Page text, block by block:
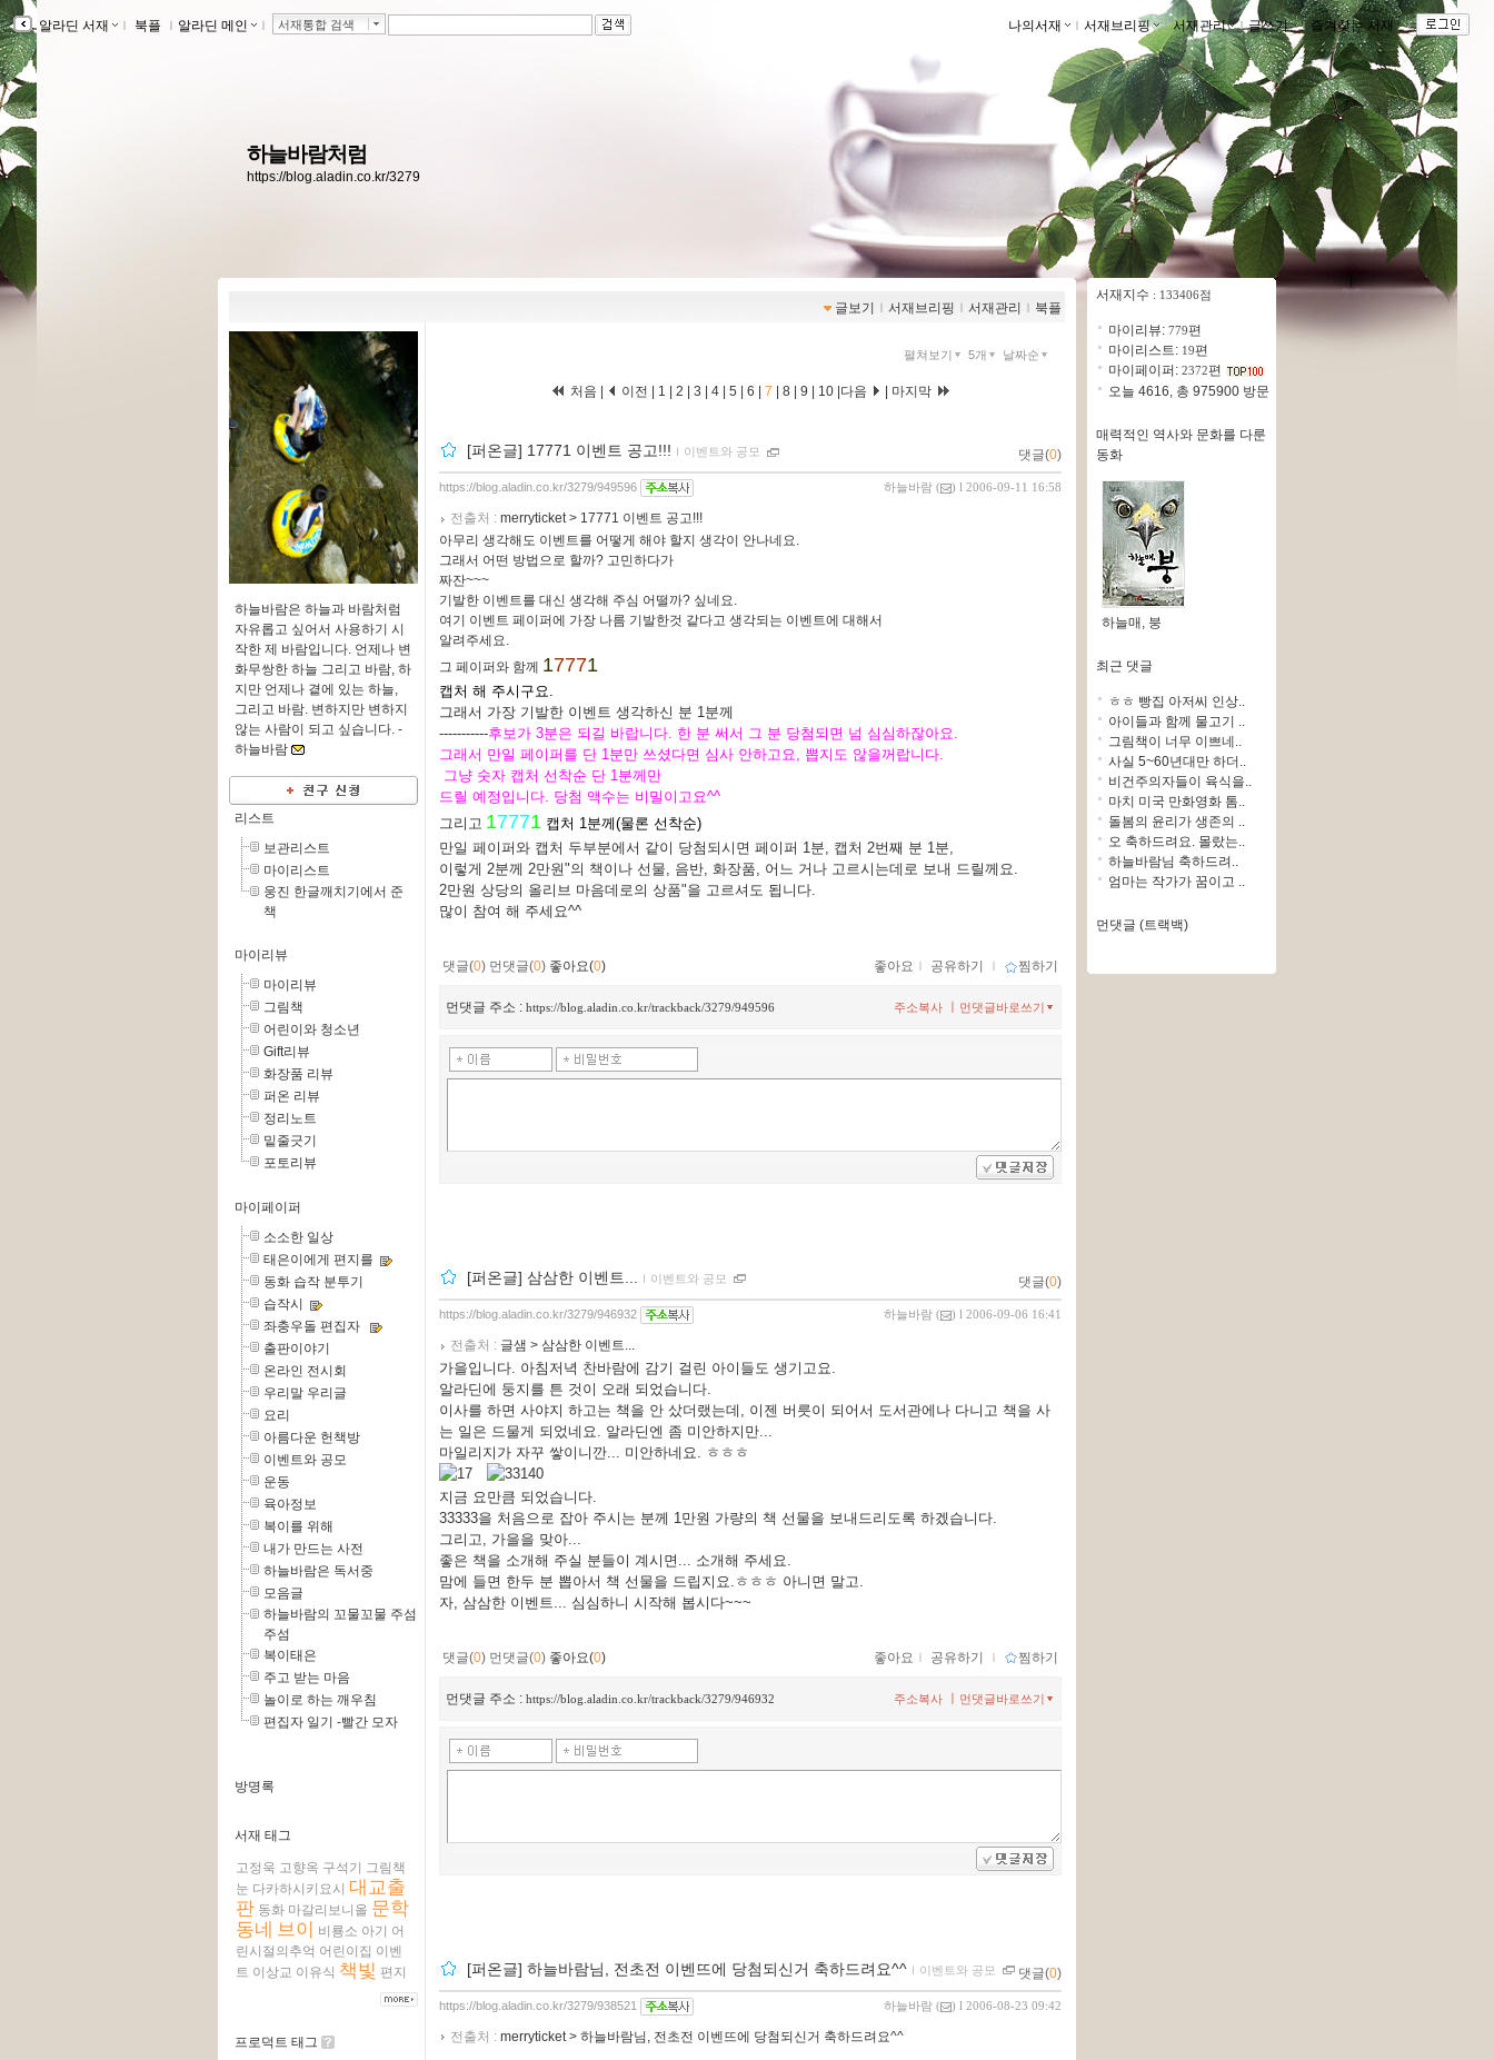
알라딘 서재 ｌ 북플 ｌ 알라딘 메인 ｌ 서재통합 검색 나의서재 ｌ 서재브리핑 ｌ서재관리 ｌ글쓰기 ｌ 즐겨찾는 서재 ｌ
하늘바람처럼
https://blog.aladin.co.kr/3279
글보기 ｌ 서재브리핑 ｌ 서재관리 ｌ 북플
하늘바람은 하늘과 바람처럼
자유롭고 싶어서 사용하기 시
작한 제 바람입니다. 언제나 변
화무쌍한 하늘 그리고 바람, 하
지만 언제나 곁에 있는 하늘,
그리고 바람. 변하지만 변하지
않는 사람이 되고 싶습니다. -
하늘바람
리스트
보관리스트
마이리스트
웅진 한글깨치기에서 준
책
마이리뷰
마이리뷰
그림책
어린이와 청소년
Gift리뷰
화장품 리뷰
퍼온 리뷰
정리노트
밑줄긋기
포토리뷰
마이페이퍼
소소한 일상
태은이에게 편지를
동화 습작 분투기
습작시
좌충우돌 편집자
출판이야기
온라인 전시회
우리말 우리글
요리
아름다운 헌책방
이벤트와 공모
운동
육아정보
복이를 위해
내가 만드는 사전
하늘바람은 독서중
모음글
하늘바람의 꼬물꼬물 주섬
주섬
복이태은
주고 받는 마음
놀이로 하는 깨우침
편집자 일기 -빨간 모자
방명록
서재 태그
고정욱 고향옥 구석기 그림책
눈 다카하시키요시 대교출
판 동화 마갈리보니올 문학
동네 브이 비룡소 아기 어
린시절의추억 어린이집 이벤
트 이상교 이유식 책빛 편지
프로덕트 태그
펼쳐보기 5개 날짜순
처음 이전 1 2 3 4 5 6 7 8 9 10 다음 마지막
[퍼온글] 17771 이벤트 공고!!! ｌ 이벤트와 공모 댓글(0)
하늘바람 ( ) l 2006-09-11 16:58
https://blog.aladin.co.kr/3279/949596
전출처 : merryticket > 17771 이벤트 공고!!!
아무리 생각해도 이벤트를 어떻게 해야 할지 생각이 안나네요.
그래서 어떤 방법으로 할까? 고민하다가
짜잔~~~
기발한 이벤트를 대신 생각해 주심 어떨까? 싶네요.
여기 이벤트 페이퍼에 가장 나름 기발한것 같다고 생각되는 이벤트에 대해서
알려주세요.
그 페이퍼와 함께 17771
캡처 해 주시구요.
그래서 가장 기발한 이벤트 생각하신 분 1분께
-----------후보가 3분은 되길 바랍니다. 한 분 써서 그 분 당첨되면 넘 심심하잖아요.
그래서 만일 페이퍼를 단 1분만 쓰셨다면 심사 안하고요, 뽑지도 않을꺼랍니다.
그냥 숫자 캡처 선착순 단 1분께만
드릴 예정입니다. 당첨 액수는 비밀이고요^^
그리고 17771 캡처 1분께(물론 선착순)
만일 페이퍼와 캡처 두부분에서 같이 당첨되시면 페이퍼 1분, 캡처 2번째 분 1분,
이렇게 2분께 2만원"의 책이나 선물, 음반, 화장품, 어느 거나 고르시는데로 보내 드릴께요.
2만원 상당의 올리브 마음데로의 상품"을 고르셔도 됩니다.
많이 참여 해 주세요^^
댓글(0) 먼댓글(0) 좋아요(0) 좋아요 ｌ 공유하기 ｌ 찜하기
먼댓글 주소 : https://blog.aladin.co.kr/trackback/3279/949596 먼댓글바로쓰기
주소복사 ㅣ
[퍼온글] 삼삼한 이벤트... ｌ 이벤트와 공모 댓글(0)
하늘바람 ( ) l 2006-09-06 16:41
https://blog.aladin.co.kr/3279/946932
전출처 : 글샘 > 삼삼한 이벤트...
가을입니다. 아침저녁 찬바람에 감기 걸린 아이들도 생기고요.
알라딘에 둥지를 튼 것이 오래 되었습니다.
이사를 하면 사야지 하고는 책을 안 샀더랬는데, 이젠 버릇이 되어서 도서관에나 다니고 책을 사
는 일은 드물게 되었네요. 알라딘엔 좀 미안하지만...
마일리지가 자꾸 쌓이니깐... 미안하네요. ㅎㅎㅎ
17
33140
지금 요만큼 되었습니다.
33333을 처음으로 잡아 주시는 분께 1만원 가량의 책 선물을 보내드리도록 하겠습니다.
그리고, 가을을 맞아...
좋은 책을 소개해 주실 분들이 계시면... 소개해 주세요.
맘에 들면 한두 분 뽑아서 책 선물을 드립지요.ㅎㅎㅎ 아니면 말고.
자, 삼삼한 이벤트... 심심하니 시작해 봅시다~~~
댓글(0) 먼댓글(0) 좋아요(0) 좋아요 ｌ 공유하기 ｌ 찜하기
먼댓글 주소 : https://blog.aladin.co.kr/trackback/3279/946932 먼댓글바로쓰기
주소복사 ㅣ
[퍼온글] 하늘바람님, 전초전 이벤뜨에 당첨되신거 축하드려요^^ ｌ 이벤트와 공모 댓글(0)
하늘바람 ( ) l 2006-08-23 09:42
https://blog.aladin.co.kr/3279/938521
전출처 : merryticket > 하늘바람님, 전초전 이벤뜨에 당첨되신거 축하드려요^^
서재지수 : 133406점
마이리뷰: 779편
마이리스트: 19편
마이페이퍼: 2372편
오늘 4616, 총 975900 방문
매력적인 역사와 문화를 다룬
동화
하늘매, 붕
최근 댓글
ㅎㅎ 빵집 아저씨 인상..
아이들과 함께 물고기 ..
그림책이 너무 이쁘네..
사실 5~60년대만 하더..
비건주의자들이 육식을..
마치 미국 만화영화 톰..
돌봄의 윤리가 생존의 ..
오 축하드려요. 몰랐는..
하늘바람님 축하드려..
엄마는 작가가 꿈이고 ..
먼댓글 (트랙백)